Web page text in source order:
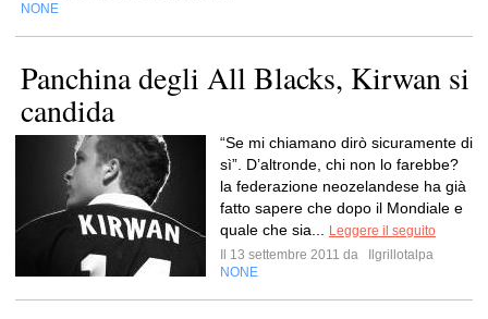
NONE
Panchina degli All Blacks, Kirwan si
candida
“Se mi chiamano dirò sicuramente di
sì”. D’altronde, chi non lo farebbe?
la federazione neozelandese ha già
fatto sapere che dopo il Mondiale e
quale che sia...
Leggere il seguito
Il 13 settembre 2011 da
Ilgrillotalpa
NONE